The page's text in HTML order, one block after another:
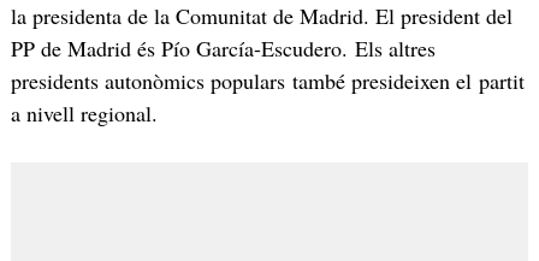
la presidenta de la Comunitat de Madrid. El president del
PP de Madrid és Pío García-Escudero. Els altres
presidents autonòmics populars també presideixen el partit
a nivell regional.